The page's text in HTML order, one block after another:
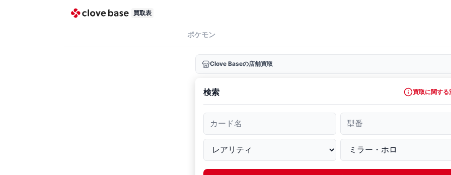
買取表
ポケモン
Clove Baseの店舗買取
検索 買取に関する
カード名 型番